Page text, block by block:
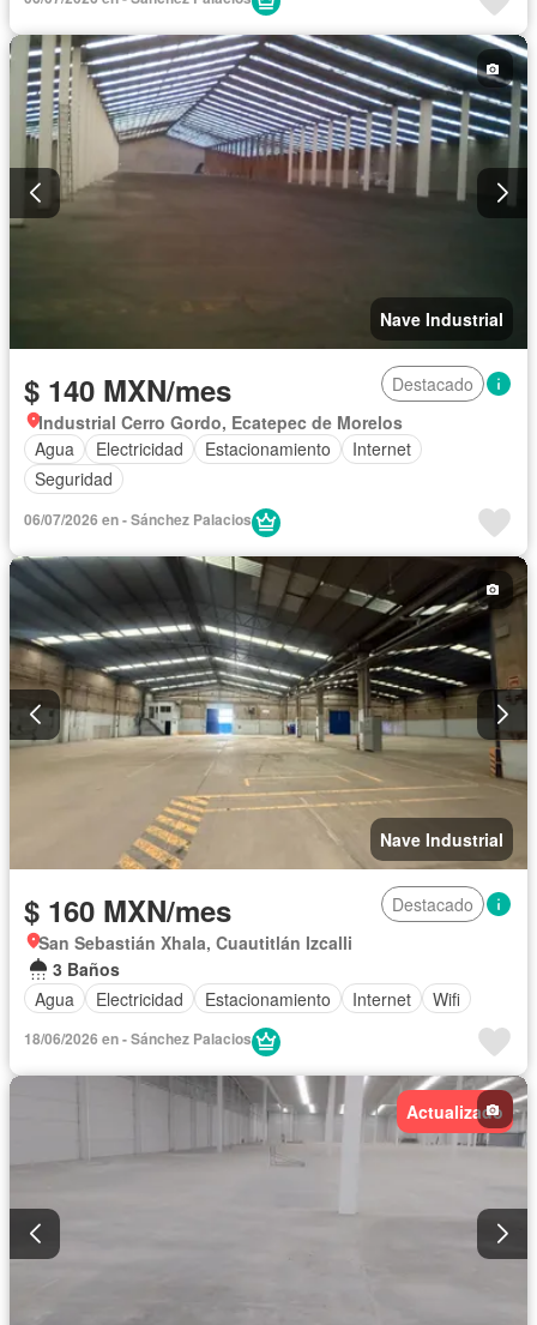
Nave Industrial
$ 140 MXN/mes
Destacado
Industrial Cerro Gordo, Ecatepec de Morelos
Agua
Electricidad Estacionamiento
Internet
Seguridad
06/07/2026 en - Sánchez Palacios
Nave Industrial
$ 160 MXN/mes
Destacado
San Sebastián Xhala, Cuautitlán Izcalli
3 Baños
Agua
Electricidad Estacionamiento Internet Wifi
18/06/2026 en - Sánchez Palacios
Actualizado